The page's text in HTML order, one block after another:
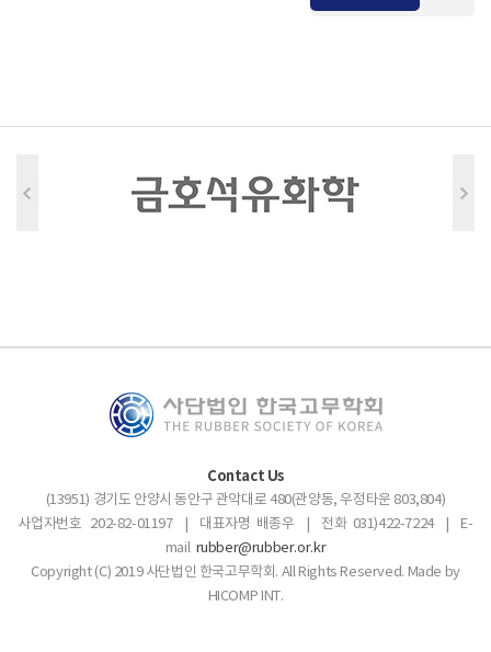
Contact Us
(13951) 경기도 안양시 동안구 관악대로 480(관양동, 우정타운 803,804)
사업자번호 202-82-01197 | 대표자명 배종우 | 전화 031)422-7224 | E-
mail rubber@rubber.or.kr
Copyright (C) 2019 사단법인 한국고무학회. All Rights Reserved. Made by
HICOMP INT.